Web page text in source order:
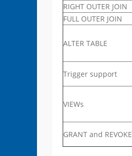
RIGHT OUTER JOIN
FULL OUTER JOIN
ALTER TABLE
Trigger support
VIEWs
GRANT and REVOKE